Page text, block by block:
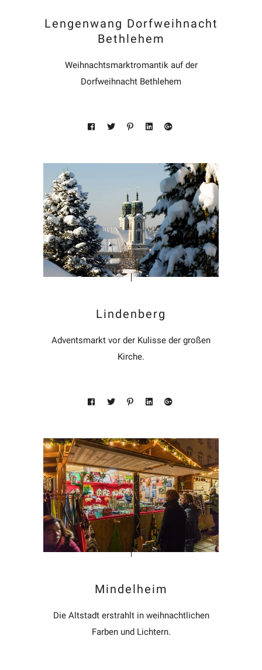
Lengenwang Dorfweihnacht
Bethlehem
Weihnachtsmarktromantik auf der
Dorfweihnacht Bethlehem
Lindenberg
Adventsmarkt vor der Kulisse der großen
Kirche.
Mindelheim
Die Altstadt erstrahlt in weihnachtlichen
Farben und Lichtern.